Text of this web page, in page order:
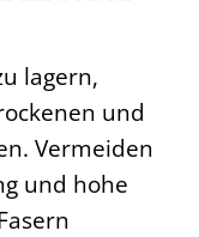
lagern,
und
Vermeiden
und hohe